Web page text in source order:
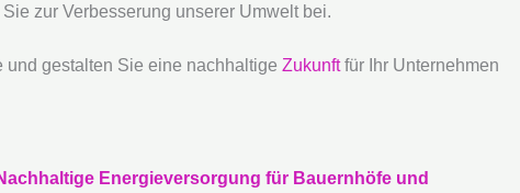
zur Verbesserung unserer Umwelt bei.
und gestalten Sie eine nachhaltige Zukunftfür Ihr Unternehmen
Energieversorgung für Bauernhöfe und